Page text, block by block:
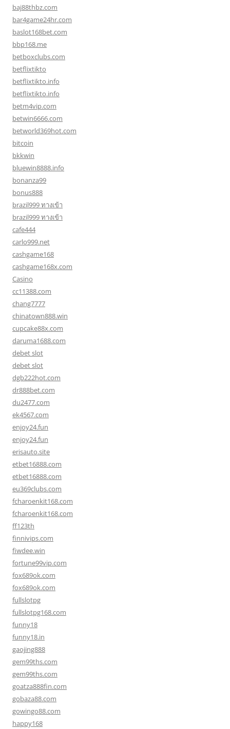
baj88thbz.com
bar4game24hr.com
baslot168bet.com
bbp168.me
betboxclubs.com
betflixtikto
betflixtikto.info
betflixtikto.info
betm4vip.com
betwin6666.com
betworld369hot.com
bitcoin
bkkwin
bluewin8888.info
bonanza99
bonus888
brazil999 ทางเข้า
brazil999 ทางเข้า
cafe444
carlo999.net
cashgame168
cashgame168x.com
Casino
cc11388.com
chang7777
chinatown888.win
cupcake88x.com
daruma1688.com
debet slot
debet slot
dgb222hot.com
dr888bet.com
du2477.com
ek4567.com
enjoy24.fun
enjoy24.fun
erisauto.site
etbet16888.com
etbet16888.com
eu369clubs.com
fcharoenkit168.com
fcharoenkit168.com
ff123th
finnivips.com
fiwdee.win
fortune99vip.com
fox689ok.com
fox689ok.com
fullslotpg
fullslotpg168.com
funny18
funny18.in
gaojing888
gem99ths.com
gem99ths.com
goatza888fin.com
gobaza88.com
gowingo88.com
happy168